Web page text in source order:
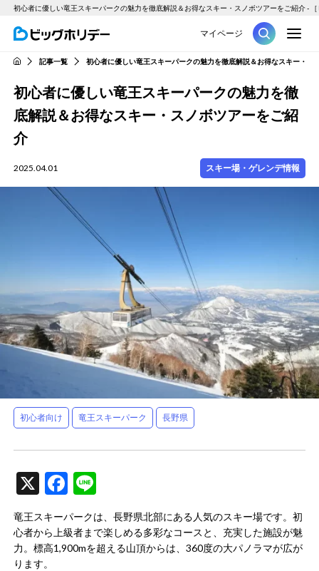
初心者に優しい竜王スキーパークの魅力を徹底解説＆お得なスキー・スノボツアーをご紹介 -
ツアー
マイページ
HOME記事一覧 初心者に優しい竜王スキーパークの魅力を徹底解説＆お得なスキー・ス
初心者に優しい竜王スキーパークの魅力を徹
底解説＆お得なスキー・スノボツアーをご紹
介
2025.04.01 スキー場・ゲレンデ情報
初心者向け 竜王スキーパーク 長野県
X Facebook
竜王スキーパークは、長野県北部にある人気のスキー場です。初
心者から上級者まで楽しめる多彩なコースと、充実した施設が魅
力。標高1,900mを超える山頂からは、360度の大パノラマが広が
ります。